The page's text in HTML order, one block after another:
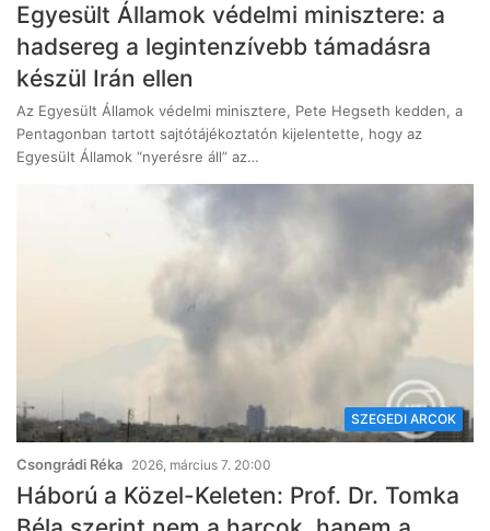
Egyesült Államok védelmi minisztere: a
hadsereg a legintenzívebb támadásra
készül Irán ellen
Az Egyesült Államok védelmi minisztere, Pete Hegseth kedden, a
Pentagonban tartott sajtótájékoztatón kijelentette, hogy az
Egyesült Államok “nyerésre áll” az…
SZEGEDI ARCOK
Csongrádi Réka 2026, március 7. 20:00
Háború a Közel-Keleten: Prof. Dr. Tomka